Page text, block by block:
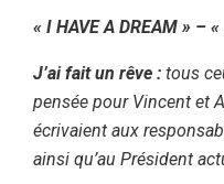
« I HAVE A DREAM » –
J’ai fait un rêve : tous
pensée pour Vincent et
écrivaient aux
ainsi qu’au Président